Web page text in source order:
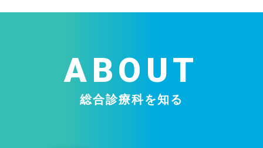
ABOUT
総合診療科を知る